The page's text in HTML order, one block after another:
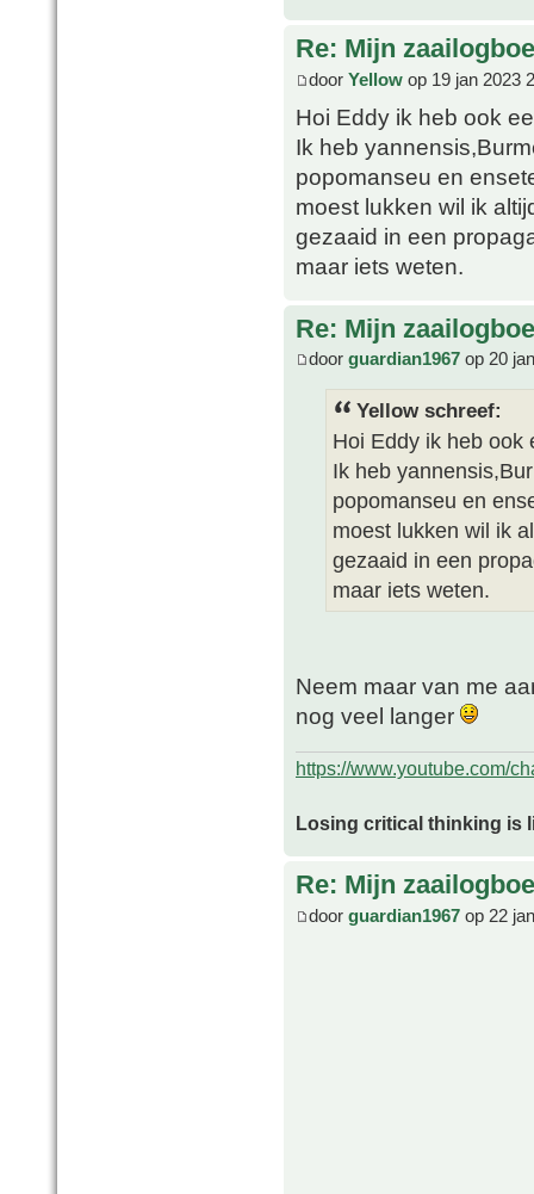
Re: Mijn
door Yellow op 19 jan 2023
Hoi Eddy ik heb ook
Ik heb
popomanseu en
moest lukken wil ik
gezaaid in een
maar iets weten.
Re: Mijn
door guardian1967 op 20
Yellow schreef:
Hoi Eddy ik heb ook
Ik heb
popomanseu en
moest lukken wil ik
gezaaid in een
maar iets weten.
Neem maar van me
nog veel langer
https://www.youtube.com/
Losing critical thinking is
Re: Mijn
door guardian1967 op 22